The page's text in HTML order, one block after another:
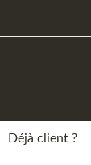
Déjà client ?